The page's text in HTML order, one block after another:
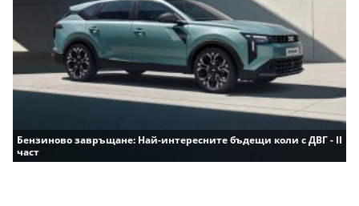
Бензиново завръщане: Най-интересните бъдещи коли с ДВГ - II
част